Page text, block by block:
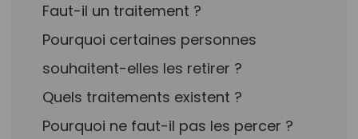
Faut-il un traitement ?
Pourquoi certaines personnes
souhaitent-elles les retirer ?
Quels traitements existent ?
Pourquoi ne faut-il pas les percer ?